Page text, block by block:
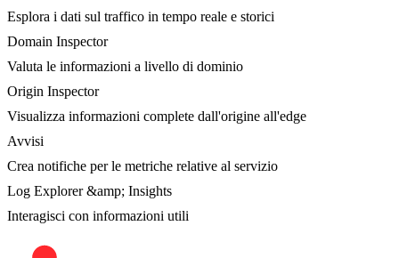
Esplora i dati sul traffico in tempo reale e storici
Domain Inspector
Valuta le informazioni a livello di dominio
Origin Inspector
Visualizza informazioni complete dall'origine all'edge
Avvisi
Crea notifiche per le metriche relative al servizio
Log Explorer &amp; Insights
Interagisci con informazioni utili